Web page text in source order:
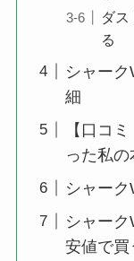
ダス
る
シャー
細
【口コ
った私
シャー
シャー
安値で買